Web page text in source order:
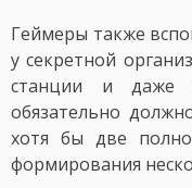
Геймеры также
у секретной
станции и даже
обязательно
хотя бы две
формирования